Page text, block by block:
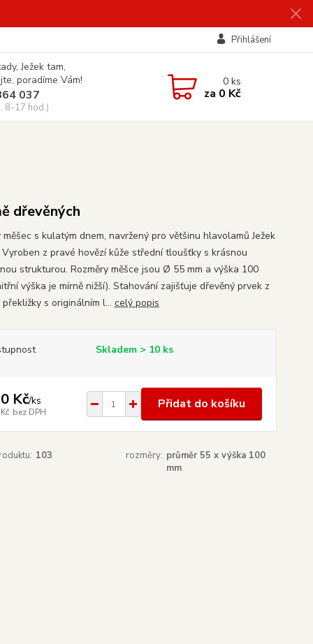
Přihlášení
Ježek tam,
poradíme Vám!
037
8-17 hod.)
0ks
za 0 Kč
dřevěných
měšec s kulatým dnem, navržený pro většinu hlavolamů Ježek
z pravé hovězí kůže střední tloušťky s krásnou
strukturou. Rozměry měšce jsou Ø 55 mm a výška 100
výška je mírně nižší). Stahování zajišťuje dřevěný prvek z
s originálním l... celý popis
Skladem > 10 ks
Kč/ks
bez DPH
Přidat do košíku
103 rozměry: průměr 55 x výška 100
mm